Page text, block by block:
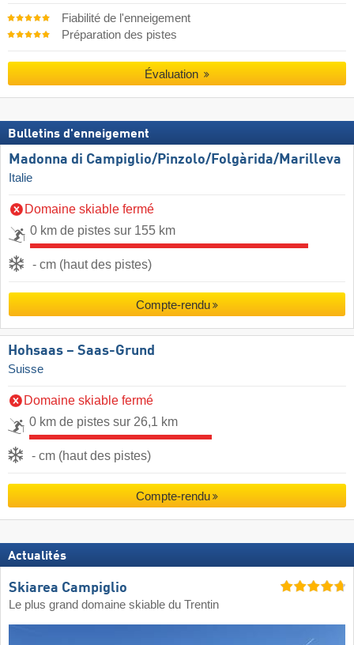
Fiabilité de l'enneigement
Préparation des pistes
Évaluation
Bulletins d'enneigement
Madonna di Campiglio/​Pinzolo/​Folgàrida/​Marilleva
Italie
Domaine skiable fermé
0 km de pistes sur 155 km
- cm (haut des pistes)
Compte-rendu
Hohsaas – Saas-Grund
Suisse
Domaine skiable fermé
0 km de pistes sur 26,1 km
- cm (haut des pistes)
Compte-rendu
Actualités
Skiarea Campiglio
Le plus grand domaine skiable du Trentin